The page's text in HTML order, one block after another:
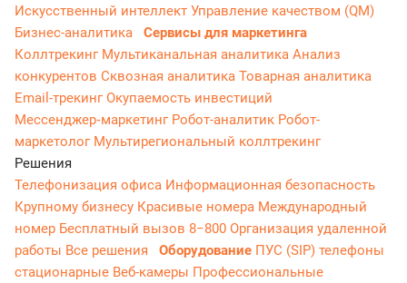
Искусственный интеллект Управление качеством (QM)
Бизнес-аналитика
Сервисы для маркетинга
Коллтрекинг Мультиканальная аналитика Анализ
конкурентов Сквозная аналитика Товарная аналитика
Email-трекингОкупаемость инвестиций
Мессенджер‑маркетинг Робот-аналитик Робот-
маркетолог Мультирегиональный коллтрекинг
Решения
Телефонизация офиса Информационная безопасность
Крупному бизнесу Красивые номера Международный
номер Бесплатный вызов 8−800 Организация удаленной
работы Все решения Оборудование ПУС (SIP) телефоны
стационарные Веб-камеры Профессиональные